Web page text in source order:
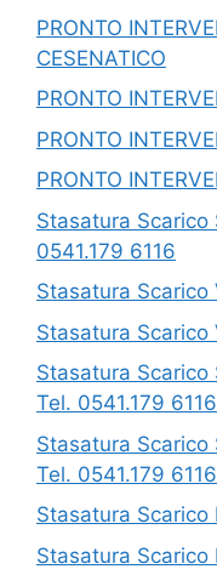
PRONTO
CESENATICO
PRONTO
PRONTO
PRONTO
Stasatura Scarico
0541.179 6116
Stasatura Scarico
Stasatura Scarico
Stasatura Scarico
Tel. 0541.179 6116
Stasatura Scarico
Tel. 0541.179 6116
Stasatura Scarico
Stasatura Scarico